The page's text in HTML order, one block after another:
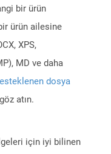
bir ürün
ürün ailesine
XPS,
MD ve daha
dosya
atın.
için iyi bilinen